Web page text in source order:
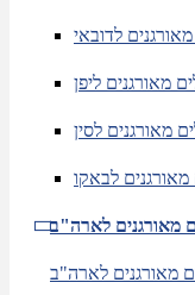
מאורגנים לדובאי
מאורגנים ליפן
מאורגנים לסין
מאורגנים לבאקו
מאורגנים לארה"ב
מאורגנים לארה"ב